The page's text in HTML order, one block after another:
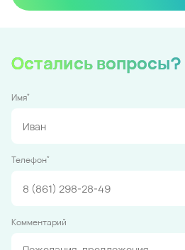
Остались вопросы?
Имя*
Телефон*
Комментарий